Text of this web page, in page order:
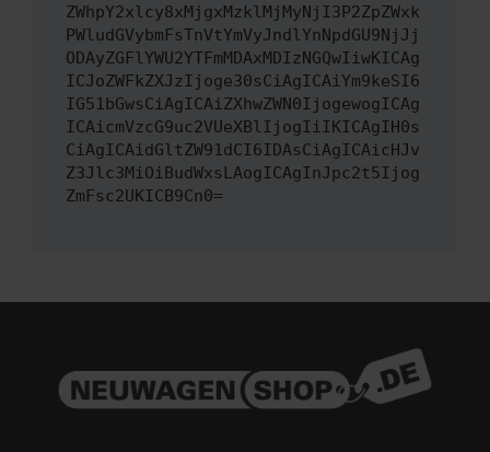
ZWhpY2xlcy8xMjgxMzklMjMyNjI3P2ZpZWxk
PWludGVybmFsTnVtYmVyJndlYnNpdGU9NjJj
ODAyZGFlYWU2YTFmMDAxMDIzNGQwIiwKICAg
ICJoZWFkZXJzIjoge30sCiAgICAiYm9keSI6
IG51bGwsCiAgICAiZXhwZWN0IjogewogICAg
ICAicmVzcG9uc2VUeXBlIjogIiIKICAgIH0s
CiAgICAidGltZW91dCI6IDAsCiAgICAicHJv
Z3Jlc3MiOiBudWxsLAogICAgInJpc2t5Ijog
ZmFsc2UKICB9Cn0=